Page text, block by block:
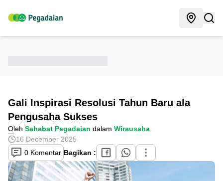
Gali Inspirasi Resolusi Tahun Baru ala
Pengusaha Sukses
Oleh Sahabat Pegadaian dalam Wirausaha
16 December 2025
0 Komentar Bagikan :